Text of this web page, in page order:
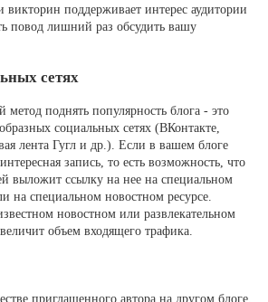
викторин поддерживает интерес аудитории
повод лишний раз обсудить вашу
сетях
поднять популярность блога - это
социальных сетях (ВКонтакте,
лента Гугл и др.). Если в вашем блоге
запись, то есть возможность, что
выложит ссылку на нее на специальном
на специальном новостном ресурсе.
новостном или развлекательном
объем входящего трафика.
приглашенного автора на другом блоге,